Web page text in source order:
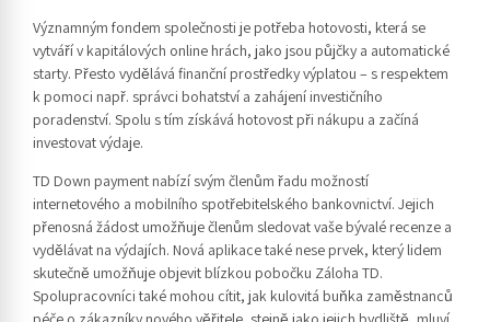
Významným fondem společnosti je potřeba hotovosti, která se
vytváří v kapitálových online hrách, jako jsou půjčky a automatické
starty. Přesto vydělává finanční prostředky výplatou – s respektem
k pomoci např. správci bohatství a zahájení investičního
poradenství. Spolu s tím získává hotovost při nákupu a začíná
investovat výdaje.
TD Down payment nabízí svým členům řadu možností
internetového a mobilního spotřebitelského bankovnictví. Jejich
přenosná žádost umožňuje členům sledovat vaše bývalé recenze a
vydělávat na výdajích. Nová aplikace také nese prvek, který lidem
skutečně umožňuje objevit blízkou pobočku Záloha TD.
Spolupracovníci také mohou cítit, jak kulovitá buňka zaměstnanců